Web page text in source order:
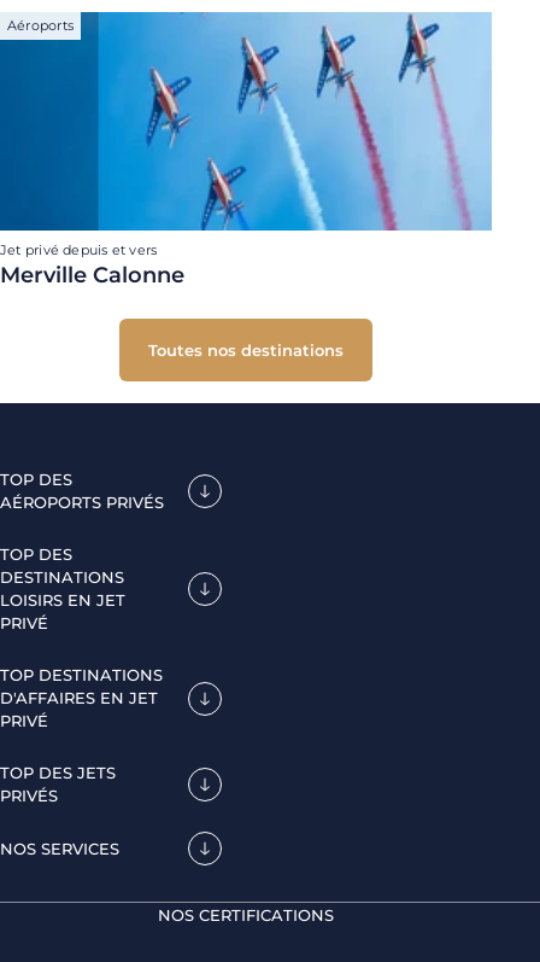
Aéroports
Jet privé depuis et vers
Merville Calonne
Toutes nos destinations
TOP DES
AÉROPORTS PRIVÉS
TOP DES
DESTINATIONS
LOISIRS EN JET
PRIVÉ
TOP DESTINATIONS
D'AFFAIRES EN JET
PRIVÉ
TOP DES JETS
PRIVÉS
NOS SERVICES
NOS CERTIFICATIONS